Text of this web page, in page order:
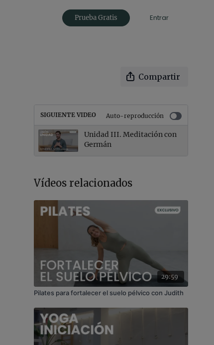
Prueba Gratis Entrar
Compartir
SIGUIENTE VIDEO Auto-reproducción
Unidad III. Meditación con
Germán
Vídeos relacionados
29:59
Pilates para fortalecer el suelo pélvico con Judith